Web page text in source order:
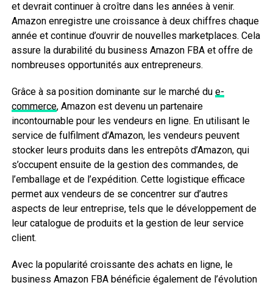
et devrait continuer à croître dans les années à venir.
Amazon enregistre une croissance à deux chiffres chaque
année et continue d’ouvrir de nouvelles marketplaces. Cela
assure la durabilité du business Amazon FBA et offre de
nombreuses opportunités aux entrepreneurs.
Grâce à sa position dominante sur le marché du e-
commerce, Amazon est devenu un partenaire
incontournable pour les vendeurs en ligne. En utilisant le
service de fulfilment d’Amazon, les vendeurs peuvent
stocker leurs produits dans les entrepôts d’Amazon, qui
s’occupent ensuite de la gestion des commandes, de
l’emballage et de l’expédition. Cette logistique efficace
permet aux vendeurs de se concentrer sur d’autres
aspects de leur entreprise, tels que le développement de
leur catalogue de produits et la gestion de leur service
client.
Avec la popularité croissante des achats en ligne, le
business Amazon FBA bénéficie également de l’évolution